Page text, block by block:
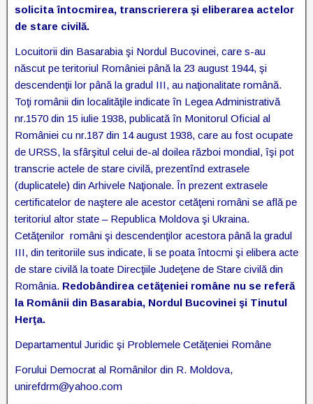
solicita întocmirea, transcrierera şi eliberarea actelor
de stare civilă.
Locuitorii din Basarabia şi Nordul Bucovinei, care s-au
născut pe teritoriul României până la 23 august 1944, şi
descendenţii lor până la gradul III, au naţionalitate română.
Toţi românii din localităţile indicate în Legea Administrativă
nr.1570 din 15 iulie 1938, publicată în Monitorul Oficial al
României cu nr.187 din 14 august 1938, care au fost ocupate
de URSS, la sfârşitul celui de-al doilea război mondial, îşi pot
transcrie actele de stare civilă, prezentînd extrasele
(duplicatele) din Arhivele Naţionale. În prezent extrasele
certificatelor de naştere ale acestor cetăţeni români se află pe
teritoriul altor state – Republica Moldova şi Ukraina.
Cetăţenilor români şi descendenţilor acestora până la gradul
III, din teritoriile sus indicate, li se poata întocmi şi elibera acte
de stare civilă la toate Direcţiile Judeţene de Stare civilă din
România. Redobândirea cetăţeniei române nu se referă
la Românii din Basarabia, Nordul Bucovinei şi Tinutul
Herţa.
Departamentul Juridic şi Problemele Cetăţeniei Române
Forului Democrat al Românilor din R. Moldova,
unirefdrm@yahoo.com